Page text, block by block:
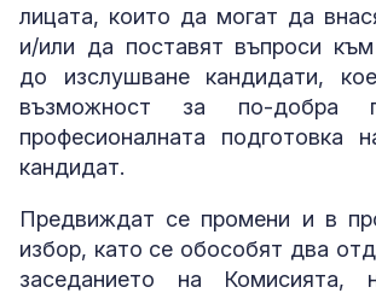
лицата, които да могат да
и/или да поставят въпроси
до изслушване кандидати,
възможност за по-добра
професионалната подготовка
кандидат.
Предвиждат се промени и в
избор, като се обособят два
заседанието на Комисията,